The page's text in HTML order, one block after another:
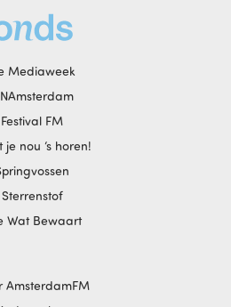
Mediaweek
Festival FM
je nou ‘s horen!
Sterrenstof
Wat Bewaart
AmsterdamFM